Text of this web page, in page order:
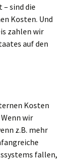
sind die
Kosten. Und
zahlen wir
auf den
Kosten
wir
z.B. mehr
fallen,